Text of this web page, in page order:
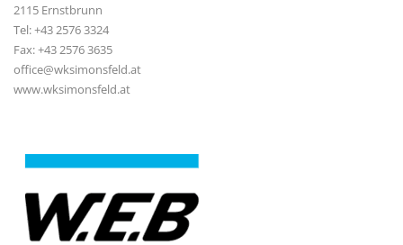
2115 Ernstbrunn
Tel: +43 2576 3324
Fax: +43 2576 3635
office@wksimonsfeld.at
www.wksimonsfeld.at